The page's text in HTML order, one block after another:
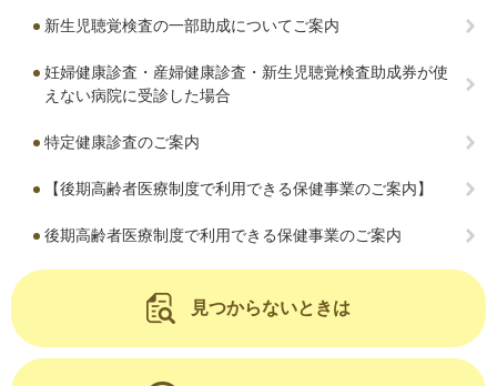
新生児聴覚検査の一部助成についてご案内
妊婦健康診査・産婦健康診査・新生児聴覚検査助成券が使
えない病院に受診した場合
特定健康診査のご案内
【後期高齢者医療制度で利用できる保健事業のご案内】
後期高齢者医療制度で利用できる保健事業のご案内
見つからないときは